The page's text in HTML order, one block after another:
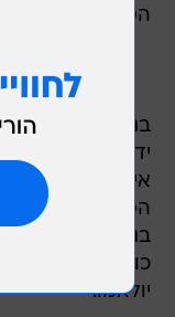
הסיני ונסחר בשער של 6.8325
בנק ברדפורד
ידי ממשלת
איבדו בו אמון.
הסניפים של הבנק
בנקו סנטנדר
כולל חטיבת
יולאמו.